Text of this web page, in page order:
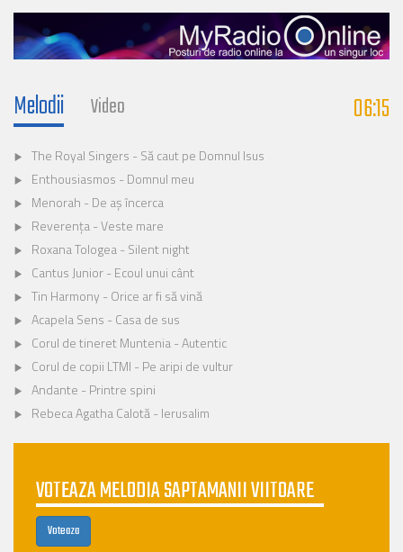
Melodii Video 06:15
The Royal Singers - Să caut pe Domnul Isus
Enthousiasmos - Domnul meu
Menorah - De aș încerca
Reverența - Veste mare
Roxana Tologea - Silent night
Cantus Junior - Ecoul unui cânt
Tin Harmony - Orice ar fi să vină
Acapela Sens - Casa de sus
Corul de tineret Muntenia - Autentic
Corul de copii LTMI - Pe aripi de vultur
Andante - Printre spini
Rebeca Agatha Calotă - Ierusalim
VOTEAZA MELODIA SAPTAMANII VIITOARE
Voteaza